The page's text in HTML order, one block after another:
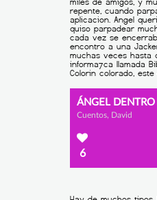
ÁNGEL
Cuentos, David
6